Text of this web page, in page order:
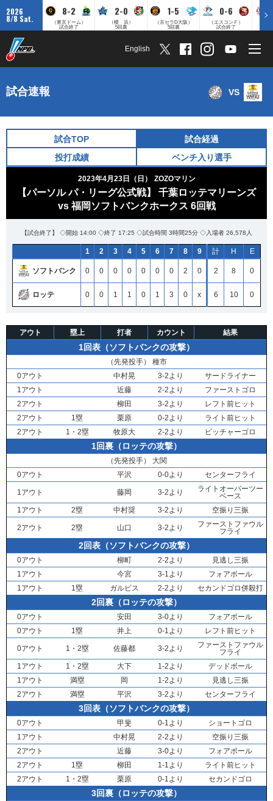
2026
8/8 Sat.
8-2
（東京ドーム）
試合終了
2-0
（横 浜）
5回裏
1-5
（京セラD大阪）
5回裏
0-6
（エスコンＦ）
試合終了
English
試合速報 VS
試合TOP
試合経過
投打成績
ベンチ入り選手
2023年4月23日（日） ZOZOマリン
【パーソル パ・リーグ公式戦】 千葉ロッテマリーンズ
vs 福岡ソフトバンクホークス 6回戦
【試合終了】 ◇開始 14:00 ◇終了 17:25 ◇試合時間 3時間25分 ◇入場者 26,578人
1 2 3 4 5 6 7 8 9 計 H E
ソフトバンク 0 0 0 0 0 0 0 2 0 2 8 0
ロッテ 0 0 1 1 0 1 3 0 x 6 10 0
アウト 塁上 打者 カウント 結果
1回表（ソフトバンクの攻撃）
（先発投手） 種市
0アウト
中村晃 3-2より
サードライナー
1アウト
近藤 2-2より
ファーストゴロ
2アウト
柳田 3-2より
レフト前ヒット
2アウト
1塁 栗原 0-2より
ライト前ヒット
2アウト
1・2塁 牧原大 2-2より ピッチャーゴロ
1回裏（ロッテの攻撃）
（先発投手）
大関
0アウト
平沢 0-0より センターフライ
1アウト 藤岡 3-2より
ライトオーバーツー
ベース
1アウト
2塁 中村奨 3-2より 空振り三振
2アウト 2塁 山口 3-2より
ファーストファウル
フライ
2回表（ソフトバンクの攻撃）
0アウト 柳町 2-2より
見逃し三振
1アウト
今宮 3-1より
フォアボール
1アウト
1塁 ガルビス 2-2より セカンドゴロ併殺打
2回裏（ロッテの攻撃）
0アウト 安田 3-0より
フォアボール
0アウト
1塁 井上 0-1より レフト前ヒット
0アウト 1・2塁 佐藤都 3-2より
ファーストファウル
フライ
1アウト
1・2塁 大下 1-2より
デッドボール
1アウト
満塁 岡 1-2より
見逃し三振
2アウト
満塁 平沢 3-2より センターフライ
3回表（ソフトバンクの攻撃）
0アウト 甲斐 0-1より
ショートゴロ
1アウト
中村晃 2-2より
空振り三振
2アウト
近藤 3-0より
フォアボール
2アウト
1塁 柳田 1-1より
ライト前ヒット
2アウト
1・2塁 栗原 0-1より セカンドゴロ
3回裏（ロッテの攻撃）